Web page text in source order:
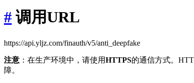
# 调用URL
https://api.yljz.com/finauth/v5/anti_deepfake
注意 ：在生产环境中，请使用HTTPS的通信方式。
障。